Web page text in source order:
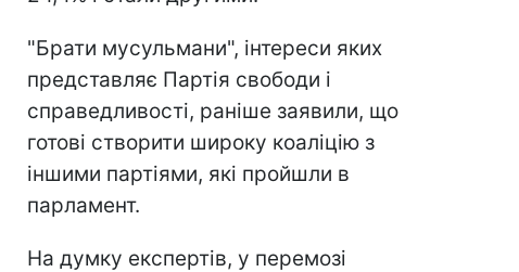
"Брати мусульмани", інтереси яких
представляє Партія свободи і
справедливості, раніше заявили, що
готові створити широку коаліцію з
іншими партіями, які пройшли в
парламент.
На думку експертів, у перемозі